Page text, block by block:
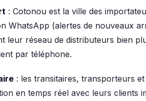
: Cotonou est la ville des
WhatsApp (alertes de nouveaux
leur réseau de distributeurs bien
par téléphone.
: les transitaires, transporteurs
en temps réel avec leurs clients